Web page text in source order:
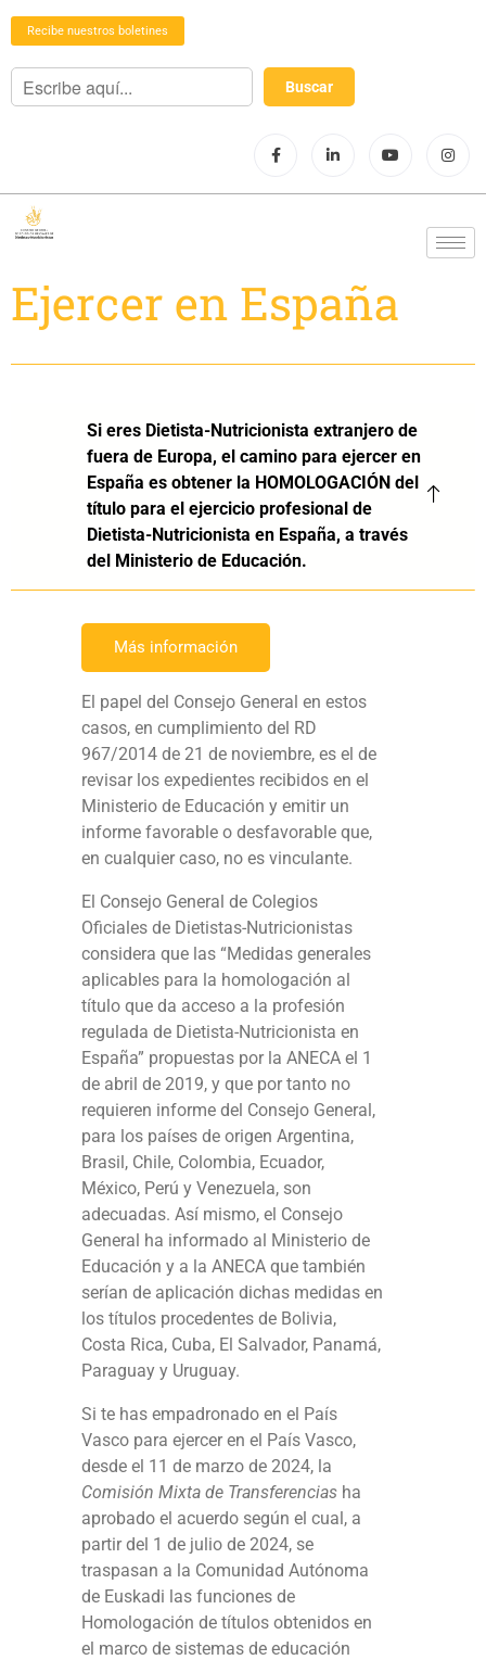
Recibe nuestros boletines
Ejercer en España
Si eres Dietista-Nutricionista extranjero de
fuera de Europa, el camino para ejercer en
España es obtener la HOMOLOGACIÓN del
título para el ejercicio profesional de
Dietista-Nutricionista en España, a través
del Ministerio de Educación.
Más información
El papel del Consejo General en estos
casos, en cumplimiento del RD
967/2014 de 21 de noviembre, es el de
revisar los expedientes recibidos en el
Ministerio de Educación y emitir un
informe favorable o desfavorable que,
en cualquier caso, no es vinculante.
El Consejo General de Colegios
Oficiales de Dietistas-Nutricionistas
considera que las “Medidas generales
aplicables para la homologación al
título que da acceso a la profesión
regulada de Dietista-Nutricionista en
España” propuestas por la ANECA el 1
de abril de 2019, y que por tanto no
requieren informe del Consejo General,
para los países de origen Argentina,
Brasil, Chile, Colombia, Ecuador,
México, Perú y Venezuela, son
adecuadas. Así mismo, el Consejo
General ha informado al Ministerio de
Educación y a la ANECA que también
serían de aplicación dichas medidas en
los títulos procedentes de Bolivia,
Costa Rica, Cuba, El Salvador, Panamá,
Paraguay y Uruguay.
Si te has empadronado en el País
Vasco para ejercer en el País Vasco,
desde el 11 de marzo de 2024, la
Comisión Mixta de Transferencias ha
aprobado el acuerdo según el cual, a
partir del 1 de julio de 2024, se
traspasan a la Comunidad Autónoma
de Euskadi las funciones de
Homologación de títulos obtenidos en
el marco de sistemas de educación